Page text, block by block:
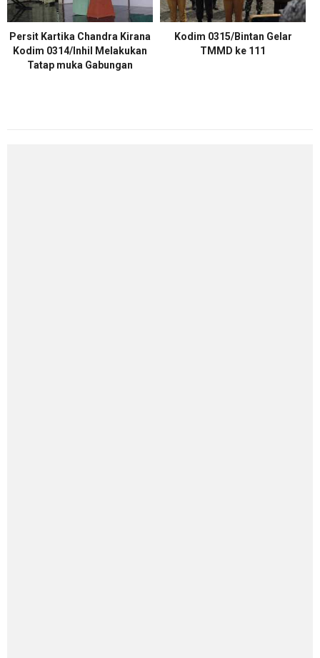
Persit Kartika Chandra Kirana
Kodim 0314/Inhil Melakukan
Tatap muka Gabungan
Kodim 0315/Bintan Gelar
TMMD ke 111